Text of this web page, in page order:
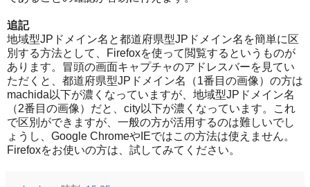
追記
地域型JPドメイン名と都道府県型JPドメイン名を簡単に区
別する方法として、Firefoxを使って閲覧するというものが
あります。冒頭の画面キャプチャのアドレスバーを見てい
ただくと、都道府県型JPドメイン名（1番目の画像）の方は
machida以下が濃くなっていますが、地域型JPドメイン名
（2番目の画像）だと、city以下が濃くなっています。これ
で区別ができますが、一般の方が活用するのは難しいでし
ょうし、Google ChromeやIEではこの方法は使えません。
Firefoxをお使いの方は、試してみてください。